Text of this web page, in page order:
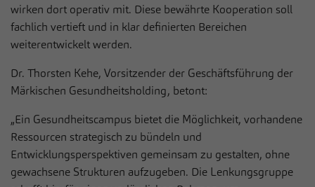
wirken dort operativ mit. Diese bewährte Kooperation soll
fachlich vertieft und in klar definierten Bereichen
weiterentwickelt werden.
Dr. Thorsten Kehe, Vorsitzender der Geschäftsführung der
Märkischen Gesundheitsholding, betont:
„Ein Gesundheitscampus bietet die Möglichkeit, vorhandene
Ressourcen strategisch zu bündeln und
Entwicklungsperspektiven gemeinsam zu gestalten, ohne
gewachsene Strukturen aufzugeben. Die Lenkungsgruppe